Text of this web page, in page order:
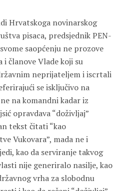
Hrvatskoga novinarskog
pisaca, predsjednik PEN-
saopćenju ne prozove
članove Vlade koji su
neprijateljem i iscrtali
se isključivo na
na komandni kadar iz
opravdava “doživljaj”
tekst čitati “kao
Vukovara”, mada ne i
kao da serviranje takvog
nije generiralo nasilje, kao
vrha za slobodnu